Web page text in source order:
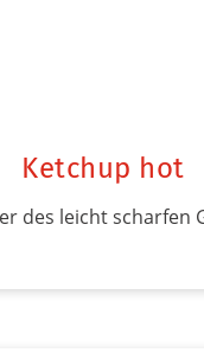
Ketchup hot
des leicht scharfen